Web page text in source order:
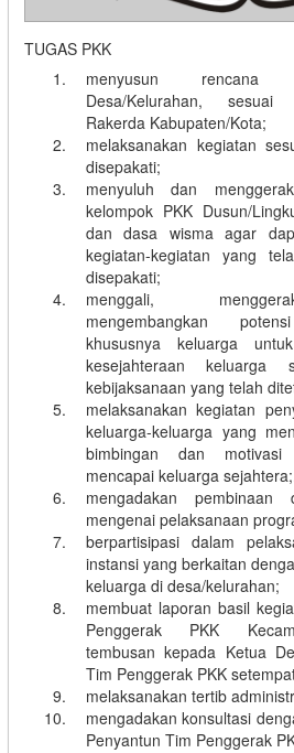
TUGAS PKK
menyusun
Desa/Kelurahan,
Rakerda Kabupaten/Kota;
melaksanakan kegiatan
disepakati;
menyuluh dan
kelompok PKK Dusun/
dan dasa wisma agar
kegiatan-kegiatan yang
disepakati;
menggali,
mengembangkan
khususnya keluarga
kesejahteraan keluarga
kebijaksanaan yang telah
melaksanakan kegiatan
keluarga-keluarga yang
bimbingan dan
mencapai keluarga
mengadakan pembinaan
mengenai pelaksanaan
berpartisipasi dalam
instansi yang berkaitan
keluarga di desa/kelurahan;
membuat laporan basil
Penggerak PKK
tembusan kepada Ketua
Tim Penggerak PKK
melaksanakan tertib
mengadakan konsultasi
Penyantun Tim Penggerak